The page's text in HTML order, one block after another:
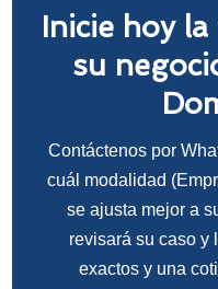
Inicie hoy
su
Contáctenos por
cuál modalidad
se ajusta mejor a
revisará su caso y
exactos y una